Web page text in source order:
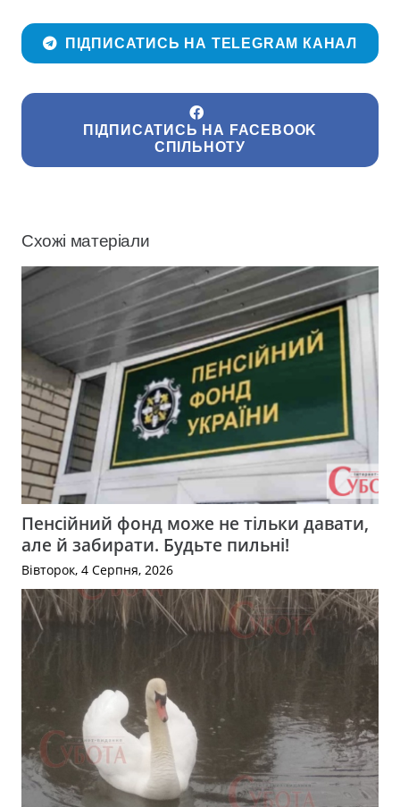
ПІДПИСАТИСЬ НА TELEGRAM КАНАЛ
ПІДПИСАТИСЬ НА FACEBOOK
СПІЛЬНОТУ
Схожі матеріали
Пенсійний фонд може не тільки давати,
але й забирати. Будьте пильні!
Вівторок, 4 Серпня, 2026